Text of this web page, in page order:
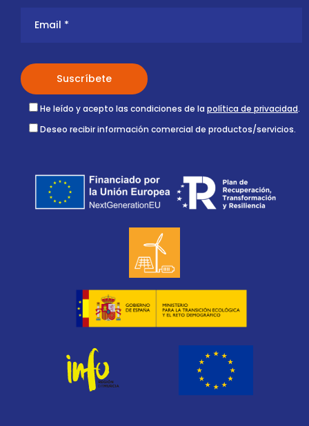
He leído y acepto las condiciones de la política de privacidad.
Deseo recibir información comercial de productos/servicios.